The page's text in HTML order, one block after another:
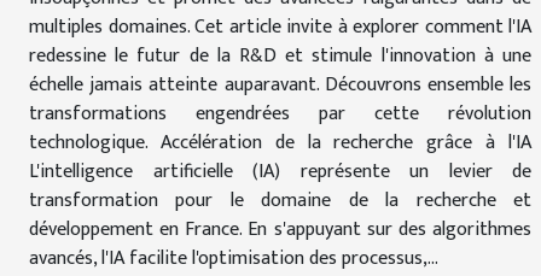
multiples domaines. Cet article invite à explorer comment l'IA
redessine le futur de la R&D et stimule l'innovation à une
échelle jamais atteinte auparavant. Découvrons ensemble les
transformations engendrées par cette révolution
technologique. Accélération de la recherche grâce à l'IA
L'intelligence artificielle (IA) représente un levier de
transformation pour le domaine de la recherche et
développement en France. En s'appuyant sur des algorithmes
avancés, l'IA facilite l'optimisation des processus,...